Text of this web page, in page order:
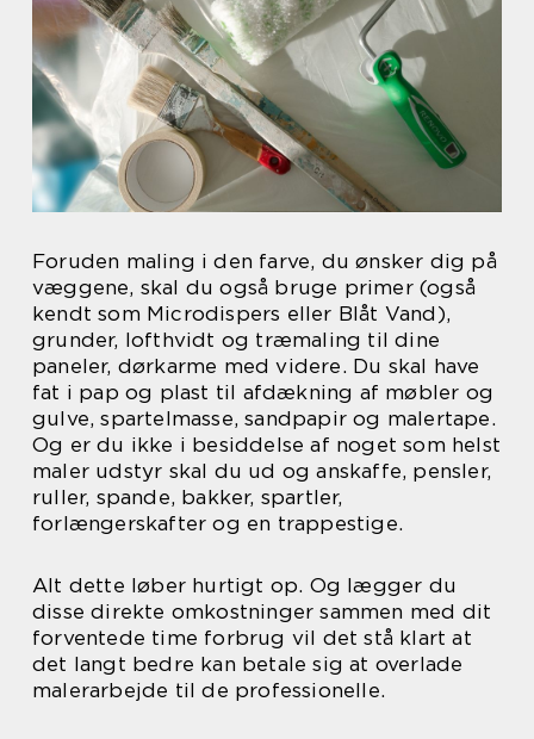
Foruden maling i den farve, du ønsker dig på
væggene, skal du også bruge primer (også
kendt som Microdispers eller Blåt Vand),
grunder, lofthvidt og træmaling til dine
paneler, dørkarme med videre. Du skal have
fat i pap og plast til afdækning af møbler og
gulve, spartelmasse, sandpapir og malertape.
Og er du ikke i besiddelse af noget som helst
maler udstyr skal du ud og anskaffe, pensler,
ruller, spande, bakker, spartler,
forlængerskafter og en trappestige.
Alt dette løber hurtigt op. Og lægger du
disse direkte omkostninger sammen med dit
forventede time forbrug vil det stå klart at
det langt bedre kan betale sig at overlade
malerarbejde til de professionelle.